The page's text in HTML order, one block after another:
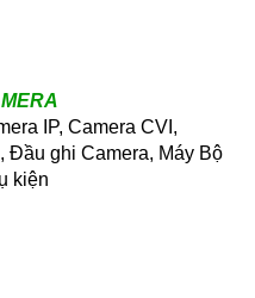
IP, Camera CVI,
Đầu ghi Camera, Máy Bộ
kiện